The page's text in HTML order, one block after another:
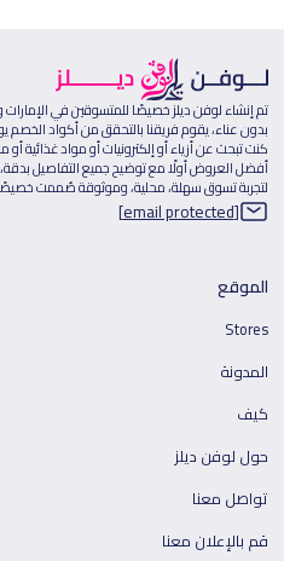
تم إنشاء لوفن ديلز خصيصًا للمتسوقين في
بدون عناء، يقوم فريقنا بالتحقق من أكواد الخصم
كنت تبحث عن أزياء أو إلكترونيات أو مواد غذائية
أفضل العروض أولًا مع توضيح جميع التفاصيل بدقة،
لتجربة تسوق سهلة، محلية، وموثوقة صُممت
[email protected]
الموقع
Stores
المدونة
كيف
حول لوفن ديلز
تواصل معنا
قم بالإعلان معنا